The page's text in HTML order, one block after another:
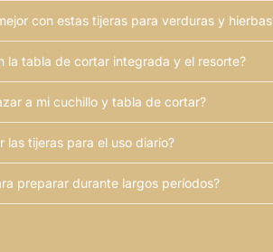
con estas tijeras para verduras y
la tabla de cortar integrada y el resorte?
a mi cuchillo y tabla de cortar?
las tijeras para el uso diario?
preparar durante largos períodos?